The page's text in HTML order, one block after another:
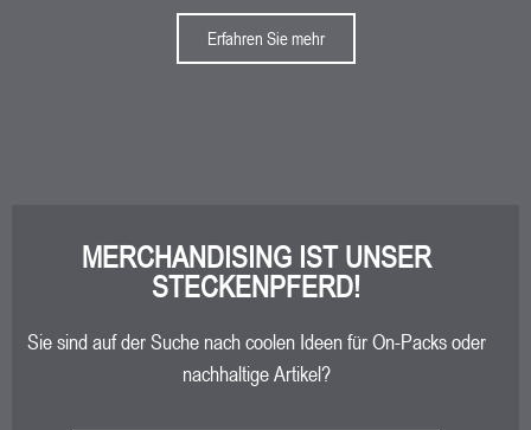
Erfahren Sie mehr
MERCHANDISING IST UNSER
STECKENPFERD!
Sie sind auf der Suche nach coolen Ideen für On-Packs oder
nachhaltige Artikel?